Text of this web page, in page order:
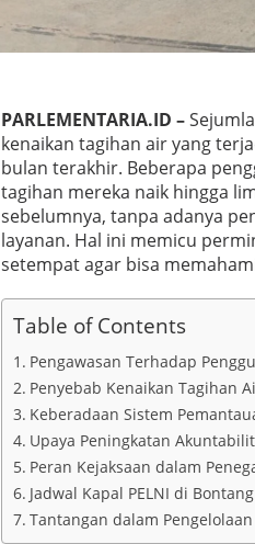
e
k
w
a
i
r
a
n
W
a
r
a
PARLEMENTARIA.ID –
kenaikan tagihan air yang
bulan terakhir. Beberapa
tagihan mereka naik hingga
sebelumnya, tanpa adanya
layanan. Hal ini memicu
setempat agar bisa
Table of Contents
Pengawasan Terhadap
Penyebab Kenaikan Tagihan
Keberadaan Sistem
Upaya Peningkatan
Peran Kejaksaan dalam
Jadwal Kapal PELNI di
Tantangan dalam